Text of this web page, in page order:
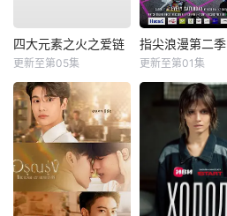
四大元素之火之爱链
更新至第05集
指尖浪漫第二季
更新至第01集